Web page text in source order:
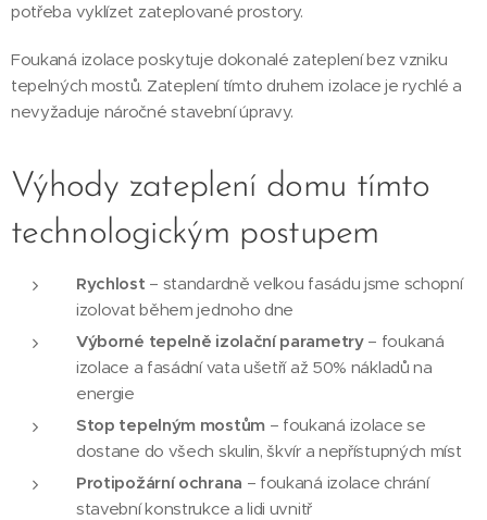
potřeba vyklízet zateplované prostory.
Foukaná izolace poskytuje dokonalé zateplení bez vzniku
tepelných mostů. Zateplení tímto druhem izolace je rychlé a
nevyžaduje náročné stavební úpravy.
Výhody zateplení domu tímto
technologickým postupem
Rychlost – standardně velkou fasádu jsme schopní
izolovat během jednoho dne
Výborné tepelně izolační parametry– foukaná
izolace a fasádní vata ušetří až 50% nákladů na
energie
Stop tepelným mostům– foukaná izolace se
dostane do všech skulin, škvír a nepřístupných míst
Protipožární ochrana – foukaná izolace chrání
stavební konstrukce a lidi uvnitř